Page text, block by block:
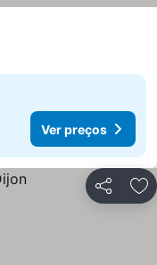
Ver preços
Partilhar